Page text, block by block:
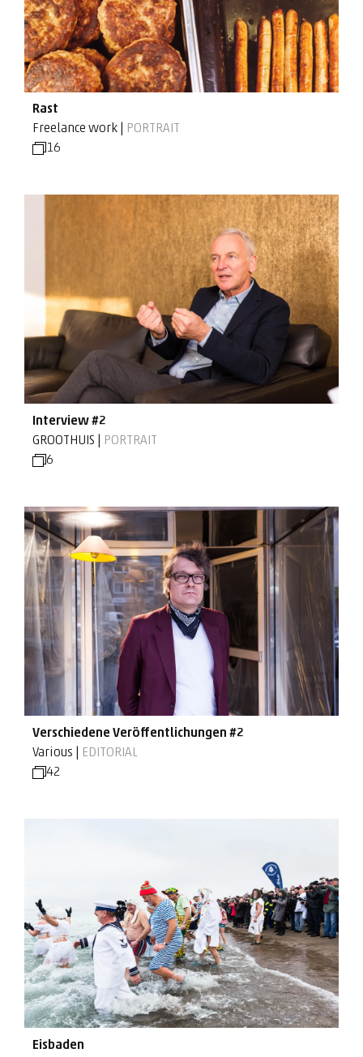
Rast
Freelance work |
PORTRAIT
16
Interview #2
GROOTHUIS |
PORTRAIT
6
Verschiedene Veröffentlichungen #2
Various |
EDITORIAL
42
Eisbaden